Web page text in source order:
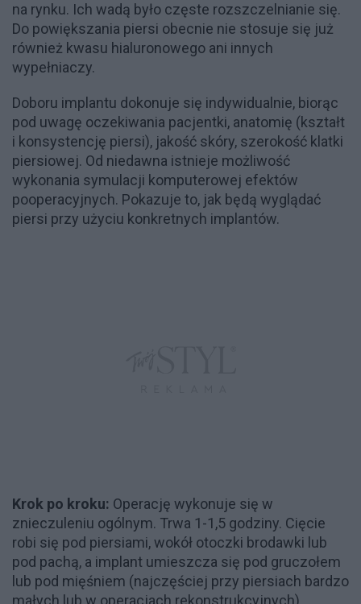
na rynku. Ich wadą było częste rozszczelnianie się.
Do powiększania piersi obecnie nie stosuje się już
również kwasu hialuronowego ani innych
wypełniaczy.
Doboru implantu dokonuje się indywidualnie, biorąc
pod uwagę oczekiwania pacjentki, anatomię (kształt
i konsystencję piersi), jakość skóry, szerokość klatki
piersiowej. Od niedawna istnieje możliwość
wykonania symulacji komputerowej efektów
pooperacyjnych. Pokazuje to, jak będą wyglądać
piersi przy użyciu konkretnych implantów.
Krok po kroku: Operację wykonuje się w
znieczuleniu ogólnym. Trwa 1-1,5 godziny. Cięcie
robi się pod piersiami, wokół otoczki brodawki lub
pod pachą, a implant umieszcza się pod gruczołem
lub pod mięśniem (najczęściej przy piersiach bardzo